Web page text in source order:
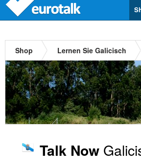
Shop Lernen Sie Galicisch
Talk Now